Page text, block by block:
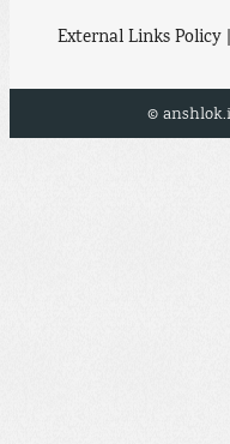
External Links Policy
©